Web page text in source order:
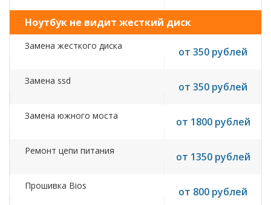
Ноутбук не видит жесткий диск
Замена жесткого диска от 350 рублей
Замена ssd от 350 рублей
Замена южного моста от 1800 рублей
Ремонт цепи питания от 1350 рублей
Прошивка Bios от 800 рублей